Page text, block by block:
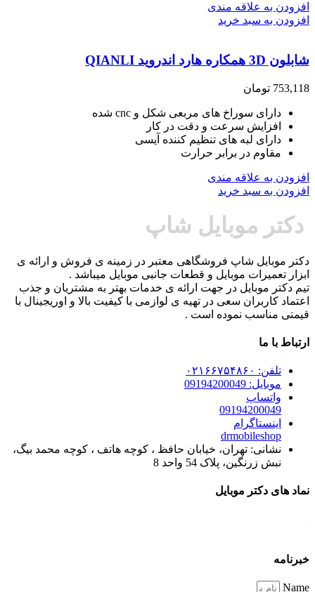
افزودن به علاقه مندی
افزودن به سبد خرید
شابلون 3D همکاره هارد اندروید QIANLI
753,118 تومان
دارای سوراخ های مربعی شکل و cnc شده
افزایش سرعت و دقت در کار
دارای لبه های تنظیم کننده آیسی
مقاوم در برابر حرارت
افزودن به علاقه مندی
افزودن به سبد خرید
دکتر موبایل شاپ
دکتر موبایل شاپ فروشگاهی معتبر در زمینه ی فروش و ارائه ی
ابزار تعمیرات موبایل و قطعات جانبی موبایل میباشد .
تیم دکتر موبایل در جهت ارائه ی خدمات بهتر به مشتریان و جذب
اعتماد کاربران سعی در تهیه ی لوازمی با کیفیت بالا و اوریجینال با
قیمتی مناسب نموده است .
ارتباط با ما
تلفن: ۰۲۱۶۶۷۵۴۸۶۰
موبایل: 09194200049
واتساپ
09194200049
اینستاگرام
drmobileshop
نشانی: تهران، خیابان حافظ ، کوچه هاتف ، کوچه محمد بیگ،
نبش زرنگین، پلاک 54 واحد 8
نماد های دکتر موبایل
خبرنامه
Name